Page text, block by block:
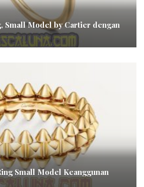
Small Model by Cartier dengan
Small Model Keanggunan